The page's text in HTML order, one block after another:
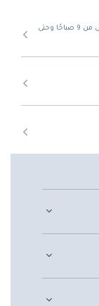
من الأحد إلى الخميس من 9 صباحًا وحتى